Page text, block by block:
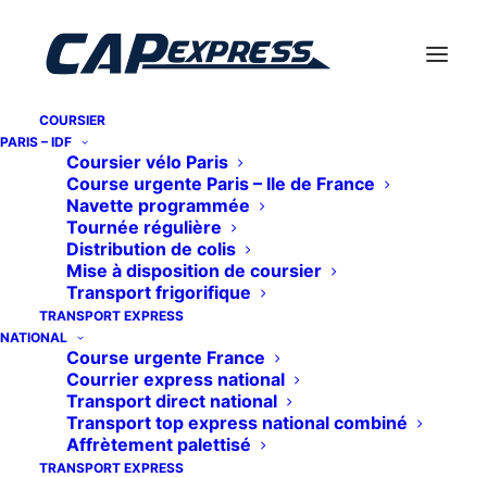
COURSIER
PARIS – IDF
Coursier vélo Paris
Course urgente Paris – Ile de France
Navette programmée
Tournée régulière
Distribution de colis
Mise à disposition de coursier
Transport frigorifique
TRANSPORT EXPRESS
NATIONAL
Course urgente France
Courrier express national
Transport direct national
Transport top express national combiné
Affrètement palettisé
TRANSPORT EXPRESS
Actualités